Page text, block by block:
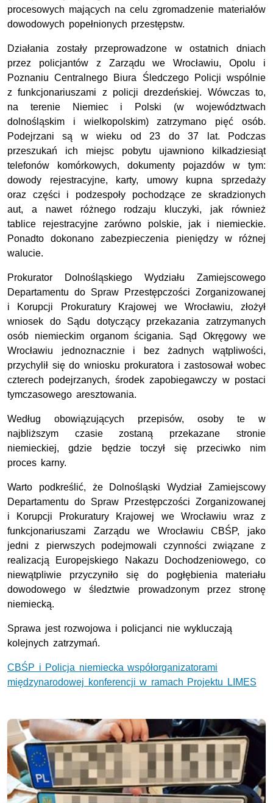
procesowych mających na celu zgromadzenie materiałów
dowodowych popełnionych przestępstw.
Działania zostały przeprowadzone w ostatnich dniach
przez policjantów z Zarządu we Wrocławiu, Opolu i
Poznaniu Centralnego Biura Śledczego Policji wspólnie
z funkcjonariuszami z policji drezdeńskiej. Wówczas to,
na terenie Niemiec i Polski (w województwach
dolnośląskim i wielkopolskim) zatrzymano pięć osób.
Podejrzani są w wieku od 23 do 37 lat. Podczas
przeszukań ich miejsc pobytu ujawniono kilkadziesiąt
telefonów komórkowych, dokumenty pojazdów w tym:
dowody rejestracyjne, karty, umowy kupna sprzedaży
oraz części i podzespoły pochodzące ze skradzionych
aut, a nawet różnego rodzaju kluczyki, jak również
tablice rejestracyjne zarówno polskie, jak i niemieckie.
Ponadto dokonano zabezpieczenia pieniędzy w różnej
walucie.
Prokurator Dolnośląskiego Wydziału Zamiejscowego
Departamentu do Spraw Przestępczości Zorganizowanej
i Korupcji Prokuratury Krajowej we Wrocławiu, złożył
wniosek do Sądu dotyczący przekazania zatrzymanych
osób niemieckim organom ścigania. Sąd Okręgowy we
Wrocławiu jednoznacznie i bez żadnych wątpliwości,
przychylił się do wniosku prokuratora i zastosował wobec
czterech podejrzanych, środek zapobiegawczy w postaci
tymczasowego aresztowania.
Według obowiązujących przepisów, osoby te w
najbliższym czasie zostaną przekazane stronie
niemieckiej, gdzie będzie toczył się przeciwko nim
proces karny.
Warto podkreślić, że Dolnośląski Wydział Zamiejscowy
Departamentu do Spraw Przestępczości Zorganizowanej
i Korupcji Prokuratury Krajowej we Wrocławiu wraz z
funkcjonariuszami Zarządu we Wrocławiu CBŚP, jako
jedni z pierwszych podejmowali czynności związane z
realizacją Europejskiego Nakazu Dochodzeniowego, co
niewątpliwie przyczyniło się do pogłębienia materiału
dowodowego w śledztwie prowadzonym przez stronę
niemiecką.
Sprawa jest rozwojowa i policjanci nie wykluczają
kolejnych zatrzymań.
CBŚP i Policja niemiecka współorganizatorami
międzynarodowej konferencji w ramach Projektu LIMES